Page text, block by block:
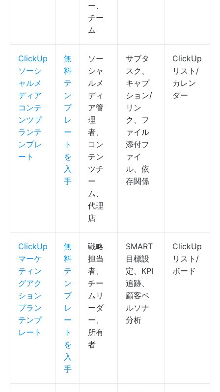
ー、
チー
ム
ClickUp
ソーシ
ャルメ
ディア
コンテ
ンツプ
ランテ
ンプレ
ート
無
料
テ
ン
プ
レ
ー
ト
を
入
手
ソー
シャ
ルメ
ディ
ア管
理
者、
コン
テン
ツチ
ー
ム、
代理
店
サブタ
スク、
キャプ
ション/
リン
ク、フ
ァイル
添付フ
ァイ
ル、依
存関係
ClickUp
リスト/
カレン
ダー
ClickUp
マーケ
ティン
グアク
ション
プラン
テンプ
レート
無
料
テ
ン
プ
レ
ー
ト
を
入
手
戦略
担当
者、
チー
ムリ
ーダ
ー、
所有
者
SMART
目標設
定、KPI
追跡、
顧客ペ
ルソナ
分析
ClickUp
リスト/
ボード